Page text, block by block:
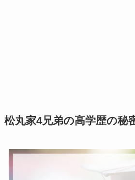
松丸家4兄弟の高学歴の秘